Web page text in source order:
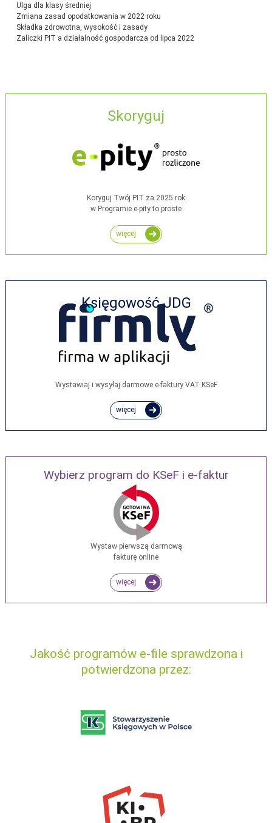
Ulga dla klasy średniej
Zmiana zasad opodatkowania w 2022 roku
Składka zdrowotna, wysokość i zasady
Zaliczki PIT a działalność gospodarcza od lipca 2022
Skoryguj
Koryguj Twój PIT za 2025 rok
w Programie e-pity to proste
więcej
Księgowość JDG
Wystawiaj i wysyłaj darmowe e‑faktury VAT KSeF
więcej
Wybierz program do KSeF i e-faktur
Wystaw pierwszą darmową
fakturę online
więcej
Jakość programów e-file sprawdzona i
potwierdzona przez: